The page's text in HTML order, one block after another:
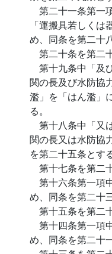
第二十一条第一
「運搬具若しく
め、同条を第二十
第二十条を第二
第十九条中「及
関の長及び水防協
濫」を「はん濫」
る。
第十八条中「又
関の長又は水防協
を第二十五条とする
第十七条を第二
第十六条第一項
め、同条を第二十
第十五条を第二
第十四条第一項
め、同条を第二十